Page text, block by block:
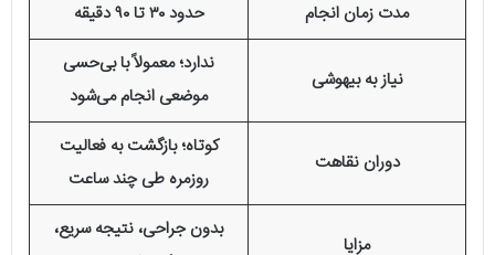
مدت زمان انجام حدود ۳۰ تا ۹۰ دقیقه
نیاز به بیهوشی
ندارد؛ معمولاً با بی‌حسی
موضعی انجام می‌شود
دوران نقاهت
کوتاه؛ بازگشت به فعالیت
روزمره طی چند ساعت
مزایا
بدون جراحی، نتیجه سریع،